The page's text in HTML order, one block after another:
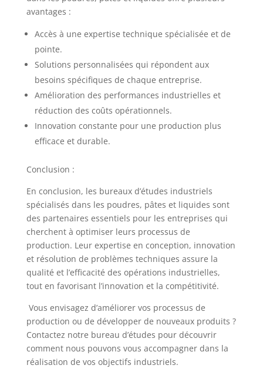
avantages :
Accès à une expertise technique spécialisée et de
pointe.
Solutions personnalisées qui répondent aux
besoins spécifiques de chaque entreprise.
Amélioration des performances industrielles et
réduction des coûts opérationnels.
Innovation constante pour une production plus
efficace et durable.
Conclusion :
En conclusion, les bureaux d’études industriels
spécialisés dans les poudres, pâtes et liquides sont
des partenaires essentiels pour les entreprises qui
cherchent à optimiser leurs processus de
production. Leur expertise en conception, innovation
et résolution de problèmes techniques assure la
qualité et l’efficacité des opérations industrielles,
tout en favorisant l’innovation et la compétitivité.
Vous envisagez d’améliorer vos processus de
production ou de développer de nouveaux produits ?
Contactez notre bureau d’études pour découvrir
comment nous pouvons vous accompagner dans la
réalisation de vos objectifs industriels.